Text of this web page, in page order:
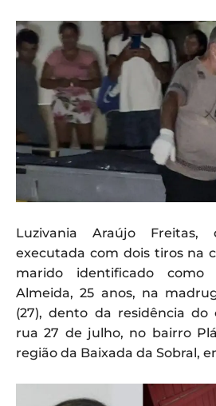
Luzivania Araújo
executada com dois tiros na
marido identificado
Almeida, 25 anos, na
(27), dento da residência do
rua 27 de julho, no bairro
região da Baixada da Sobral,